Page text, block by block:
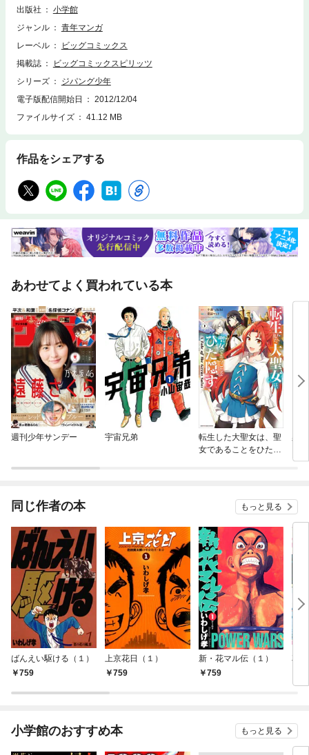
出版社
小学館
ジャンル
青年マンガ
レーベル
ビッグコミックス
掲載誌
ビッグコミックスピリッツ
シリーズ
ジパング少年
電子版配信開始日
2012/12/04
ファイルサイズ
41.12 MB
作品をシェアする
あわせてよく買われている本
週刊少年サンデー 宇宙兄弟
転生した大聖女は、聖
女であることをひた隠
柔
同じ作者の本 もっと見る
ばんえい駆ける（１）
759
上京花日（１）
759
新・花マル伝（１）
759
花
小学館のおすすめ本 もっと見る